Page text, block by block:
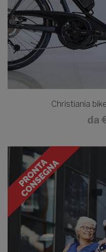
Christiania
da